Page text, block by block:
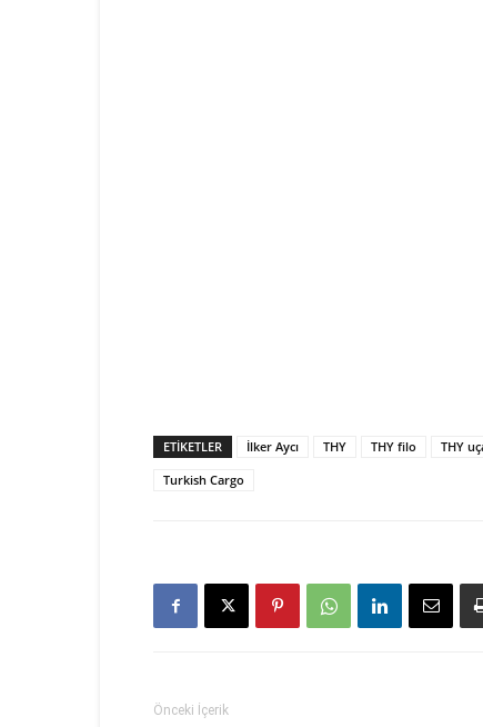
ETIKETLER İlker Aycı THY THY filo THY
Turkish Cargo
Önceki İçerik